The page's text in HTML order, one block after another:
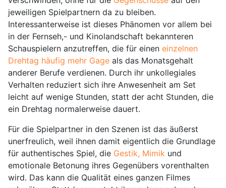
jeweiligen Spielpartnern da zu bleiben.
Interessanterweise ist dieses Phänomen vor allem bei
in der Fernseh,- und Kinolandschaft bekannteren
Schauspielern anzutreffen, die für einen einzelnen
Drehtag häufig mehr Gage als das Monatsgehalt
anderer Berufe verdienen. Durch ihr unkollegiales
Verhalten reduziert sich ihre Anwesenheit am Set
leicht auf wenige Stunden, statt der acht Stunden, die
ein Drehtag normalerweise dauert.
Für die Spielpartner in den Szenen ist das äußerst
unerfreulich, weil ihnen damit eigentlich die Grundlage
für authentisches Spiel, die Gestik, Mimik und
emotionale Betonung ihres Gegenübers vorenthalten
wird. Das kann die Qualität eines ganzen Filmes